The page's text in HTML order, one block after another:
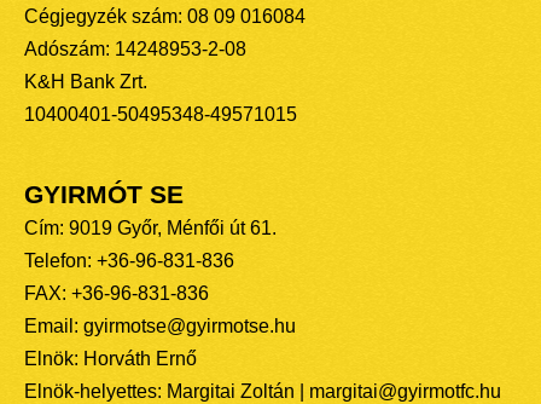
Cégjegyzék szám: 08 09 016084
Adószám: 14248953-2-08
K&H Bank Zrt.
10400401-50495348-49571015
GYIRMÓT SE
Cím: 9019 Győr, Ménfői út 61.
Telefon: +36-96-831-836
FAX: +36-96-831-836
Email: gyirmotse@gyirmotse.hu
Elnök: Horváth Ernő
Elnök-helyettes: Margitai Zoltán | margitai@gyirmotfc.hu